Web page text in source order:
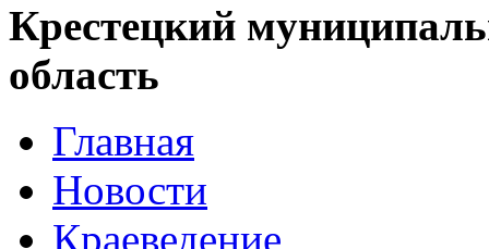
Крестецкий
область
Главная
Новости
Краеведение